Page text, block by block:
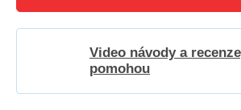
Video návody a
pomohou